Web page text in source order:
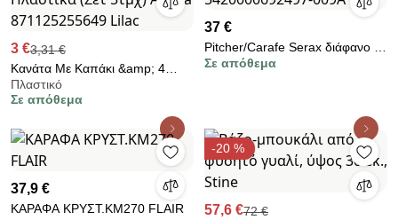
3 €3,31 €
Κανάτα Με Καπάκι &amp; 4
Ποτήρια Νερού Πλαστικά (Σετ
5τμχ) Alpina 871125255649
Πλαστικό
Σε απόθεμα
37 €
Pitcher/Carafe Serax διάφανο με
πώμα 5420000692497-009A
Σε απόθεμα
37,9 €
ΚΑΡΑΦΑ ΚΡΥΣΤ.ΚΜ270 FLAIR
-20 %
57,6 €72 €